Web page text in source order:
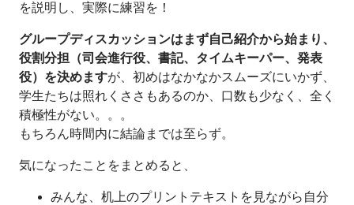
を説明し、実際に練習を！
グループディスカッションはまず自己紹介から始まり、
役割分担（司会進行役、書記、タイムキーパー、発表
役）を決めますが、初めはなかなかスムーズにいかず、
学生たちは照れくささもあるのか、口数も少なく、全く
積極性がない。。。
もちろん時間内に結論までは至らず。
気になったことをまとめると、
みんな、机上のプリントテキストを見ながら自分